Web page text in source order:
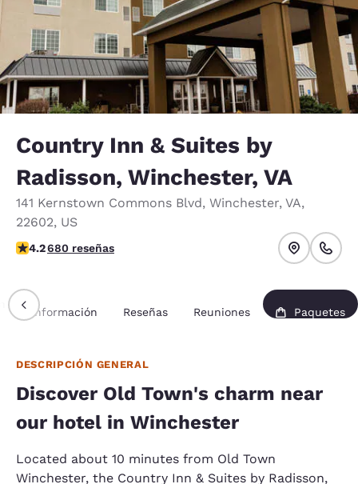
Country Inn & Suites by
Radisson, Winchester, VA
141 Kernstown Commons Blvd, Winchester, VA,
22602, US
calificación de 4.24 estrellas. Excelente.
4.2680 reseñas
Información Reseñas Reuniones Paquetes
DESCRIPCIÓN GENERAL
Discover Old Town's charm near
our hotel in Winchester
Located about 10 minutes from Old Town
Winchester, the Country Inn & Suites by Radisson,